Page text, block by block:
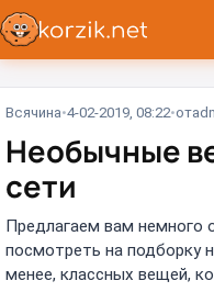
Всячина 4-02-2019, 08:22 от
Необычные
сети
Предлагаем вам немного
посмотреть на подборку
менее, классных вещей,